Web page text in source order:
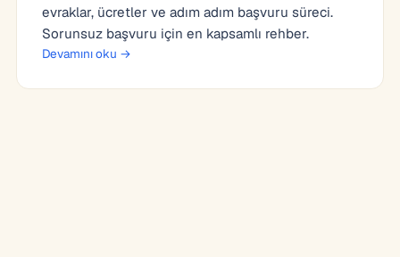
evraklar, ücretler ve adım adım başvuru süreci.
Sorunsuz başvuru için en kapsamlı rehber.
Devamını oku →